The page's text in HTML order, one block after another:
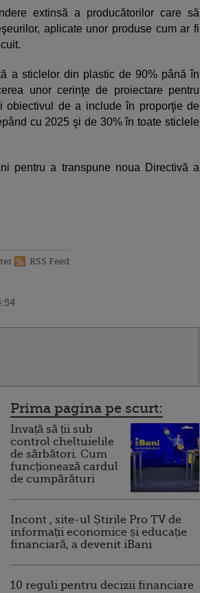
extinsă a producătorilor care să
aplicate unor produse cum ar fi
a sticlelor din plastic de 90% până în
unor cerinţe de proiectare pentru
obiectivul de a include în proporţie de
cu 2025 şi de 30% în toate sticlele
pentru a transpune noua Directivă a
RSS Feed
Prima pagina pe scurt:
Invață să ții sub
control cheltuielile
de sărbători. Cum
funcționează cardul
de cumpărături
Incont , site-ul Știrile Pro TV de
informații economice și educație
financiară, a devenit iBani
10 reguli pentru decizii financiare